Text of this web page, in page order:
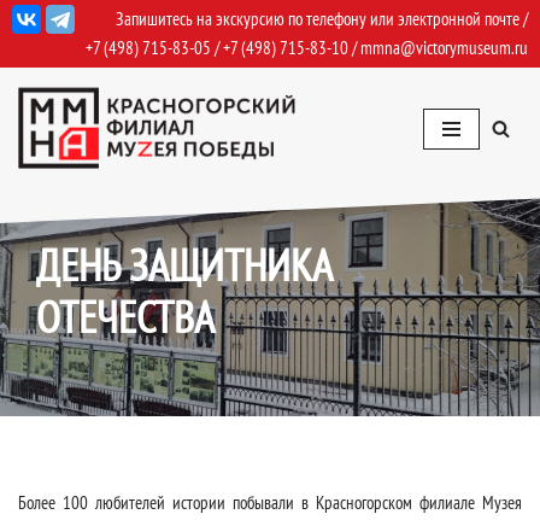
Перейти
к
содержимому
Запишитесь на экскурсию по телефону или электронной почте /
+7 (498) 715-83-05 /+7 (498) 715-83-10/mmna@victorymuseum.ru
ДЕНЬ ЗАЩИТНИКА
ОТЕЧЕСТВА
Более 100 любителей истории побывали в Красногорском филиале Музея